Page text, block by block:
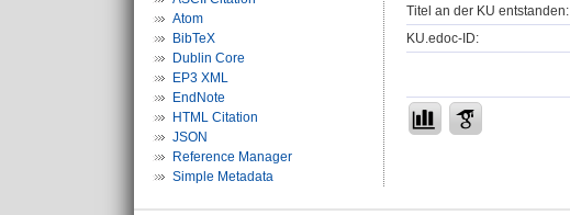
Atom
BibTeX
Dublin Core
EP3 XML
EndNote
HTML Citation
JSON
Reference Manager
Simple Metadata
Titel an der KU entstanden:
KU.edoc-ID: